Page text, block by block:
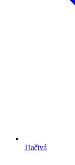
Tlačivá